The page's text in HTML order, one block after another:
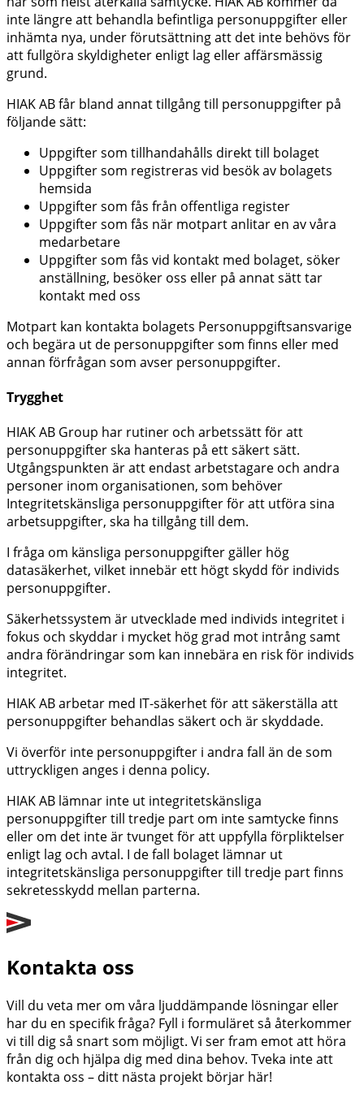
inte längre att behandla befintliga personuppgifter eller
inhämta nya, under förutsättning att det inte behövs för
att fullgöra skyldigheter enligt lag eller affärsmässig
grund.
HIAK AB får bland annat tillgång till personuppgifter på
följande sätt:
Uppgifter som tillhandahålls direkt till bolaget
Uppgifter som registreras vid besök av bolagets
hemsida
Uppgifter som fås från offentliga register
Uppgifter som fås när motpart anlitar en av våra
medarbetare
Uppgifter som fås vid kontakt med bolaget, söker
anställning, besöker oss eller på annat sätt tar
kontakt med oss
Motpart kan kontakta bolagets Personuppgiftsansvarige
och begära ut de personuppgifter som finns eller med
annan förfrågan som avser personuppgifter.
Trygghet
HIAK AB Group har rutiner och arbetssätt för att
personuppgifter ska hanteras på ett säkert sätt.
Utgångspunkten är att endast arbetstagare och andra
personer inom organisationen, som behöver
Integritetskänsliga personuppgifter för att utföra sina
arbetsuppgifter, ska ha tillgång till dem.
I fråga om känsliga personuppgifter gäller hög
datasäkerhet, vilket innebär ett högt skydd för individs
personuppgifter.
Säkerhetssystem är utvecklade med individs integritet i
fokus och skyddar i mycket hög grad mot intrång samt
andra förändringar som kan innebära en risk för individs
integritet.
HIAK AB arbetar med IT-säkerhet för att säkerställa att
personuppgifter behandlas säkert och är skyddade.
Vi överför inte personuppgifter i andra fall än de som
uttryckligen anges i denna policy.
HIAK AB lämnar inte ut integritetskänsliga
personuppgifter till tredje part om inte samtycke finns
eller om det inte är tvunget för att uppfylla förpliktelser
enligt lag och avtal. I de fall bolaget lämnar ut
integritetskänsliga personuppgifter till tredje part finns
sekretesskydd mellan parterna.
Kontakta oss
Vill du veta mer om våra ljuddämpande lösningar eller
har du en specifik fråga? Fyll i formuläret så återkommer
vi till dig så snart som möjligt. Vi ser fram emot att höra
från dig och hjälpa dig med dina behov. Tveka inte att
kontakta oss – ditt nästa projekt börjar här!